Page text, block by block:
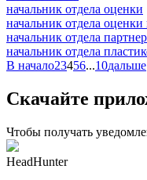
начальник отдела оценки
начальник отдела оценки
начальник отдела
начальник отдела
В начало23456...10дальше
Скачайте
Чтобы получать
HeadHunter